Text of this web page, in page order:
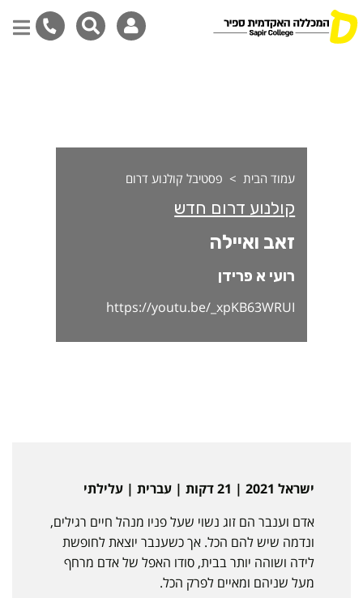
עמוד הבית פסטיבל קולנוע דרום
קולנוע דרום חדש
זאב ואיילה
רועי א פרידן
https://youtu.be/_xpKB63WRUI
ישראל 2021 | 21 דקות | עברית | עלילתי
אדם וענבר הם זוג נשוי שעל פניו מנהל חיים רגילים,
ונדמה שיש להם הכל. אך כשענבר יוצאת לחופשת
לידה ושוהה יותר בבית, סודו האפל של אדם מרחף
מעל שניהם ומאיים לפרק הכל.